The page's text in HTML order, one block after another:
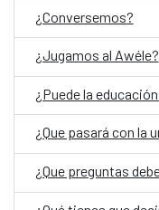
¿Conversemos?
¿Jugamos al Awéle?
¿Puede la
¿Que pasará con la
¿Que preguntas